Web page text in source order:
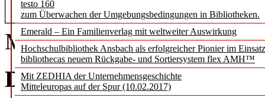
testo 160
zum Überwachen der Umgebungsbedingungen in Bibliotheken.
Emerald – Ein Familienverlag mit weltweiter Auswirkung
Hochschulbibliothek Ansbach als erfolgreicher Pionier im
bibliothecas neuem Rückgabe- und Sortiersystem flex AMH™
Mit ZEDHIA der Unternehmensgeschichte
Mitteleuropas auf der Spur (10.02.2017)
Medien
Design trifft auf